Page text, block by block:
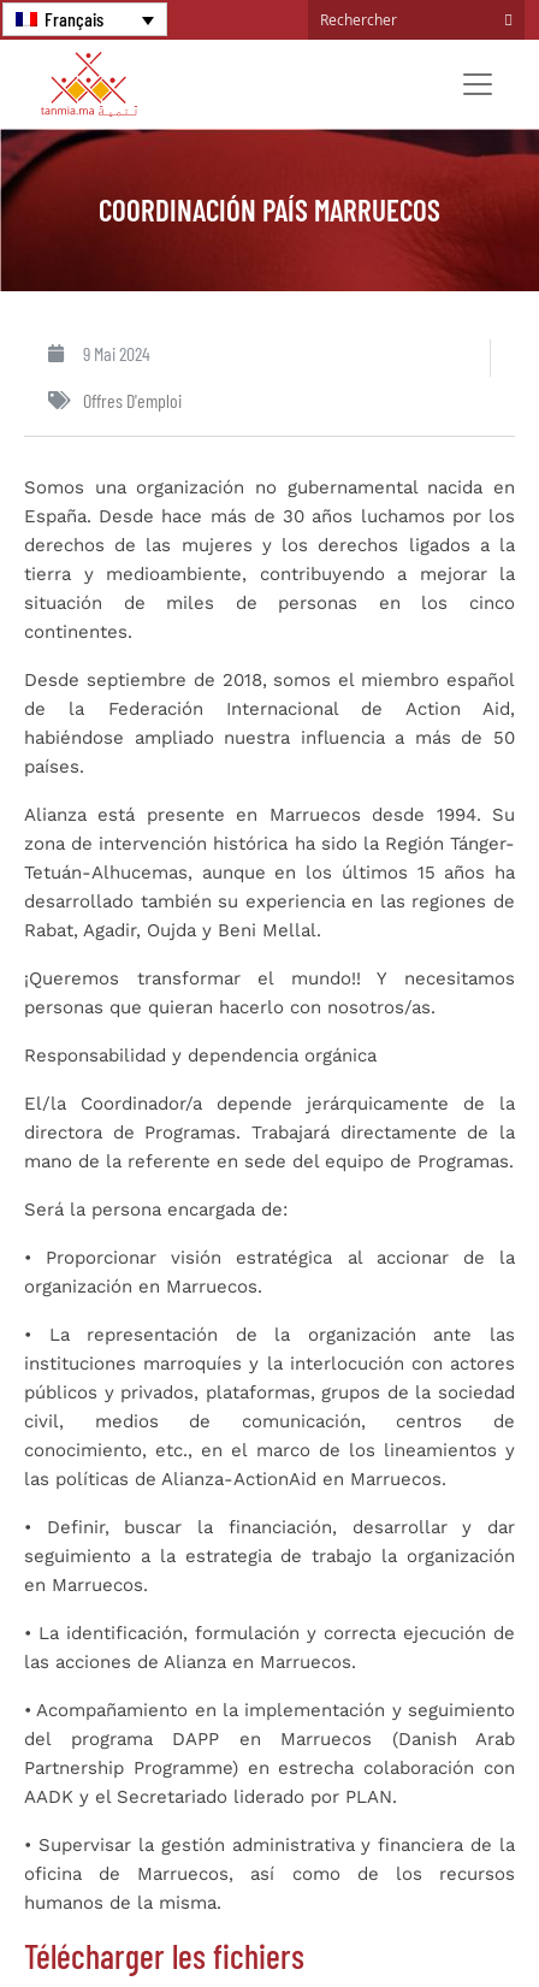
Français
COORDINACIÓN PAÍS MARRUECOS
9 Mai 2024
Offres D'emploi
Somos una organización no gubernamental nacida en
España. Desde hace más de 30 años luchamos por los
derechos de las mujeres y los derechos ligados a la
tierra y medioambiente, contribuyendo a mejorar la
situación de miles de personas en los cinco
continentes.
Desde septiembre de 2018, somos el miembro español
de la Federación Internacional de Action Aid,
habiéndose ampliado nuestra influencia a más de 50
países.
Alianza está presente en Marruecos desde 1994. Su
zona de intervención histórica ha sido la Región Tánger-
Tetuán-Alhucemas, aunque en los últimos 15 años ha
desarrollado también su experiencia en las regiones de
Rabat, Agadir, Oujda y Beni Mellal.
¡Queremos transformar el mundo!! Y necesitamos
personas que quieran hacerlo con nosotros/as.
Responsabilidad y dependencia orgánica
El/la Coordinador/a depende jerárquicamente de la
directora de Programas. Trabajará directamente de la
mano de la referente en sede del equipo de Programas.
Será la persona encargada de:
• Proporcionar visión estratégica al accionar de la
organización en Marruecos.
• La representación de la organización ante las
instituciones marroquíes y la interlocución con actores
públicos y privados, plataformas, grupos de la sociedad
civil, medios de comunicación, centros de
conocimiento, etc., en el marco de los lineamientos y
las políticas de Alianza-ActionAid en Marruecos.
• Definir, buscar la financiación, desarrollar y dar
seguimiento a la estrategia de trabajo la organización
en Marruecos.
• La identificación, formulación y correcta ejecución de
las acciones de Alianza en Marruecos.
• Acompañamiento en la implementación y seguimiento
del programa DAPP en Marruecos (Danish Arab
Partnership Programme) en estrecha colaboración con
AADK y el Secretariado liderado por PLAN.
• Supervisar la gestión administrativa y financiera de la
oficina de Marruecos, así como de los recursos
humanos de la misma.
Télécharger les fichiers